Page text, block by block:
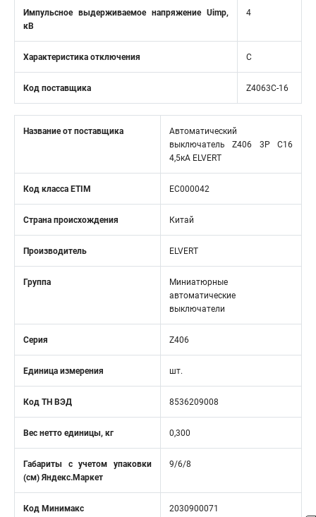
Импульсное выдерживаемое напряжение Uimp,
кВ
4
Характеристика отключения C
Код поставщика Z4063C-16
Название от поставщика
Автоматический
выключатель Z406 3Р C16
4,5кА ELVERT
Код класса ETIM EC000042
Страна происхождения Китай
Производитель ELVERT
Группа
Миниатюрные
автоматические
выключатели
Серия Z406
Единица измерения шт.
Код ТН ВЭД 8536209008
Вес нетто единицы, кг 0,300
Габариты с учетом упаковки
(см) Яндекс.Маркет
9/6/8
Код Минимакс 2030900071